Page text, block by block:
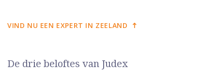
VIND NU EEN EXPERT IN ZEELAND
De drie beloftes van Judex